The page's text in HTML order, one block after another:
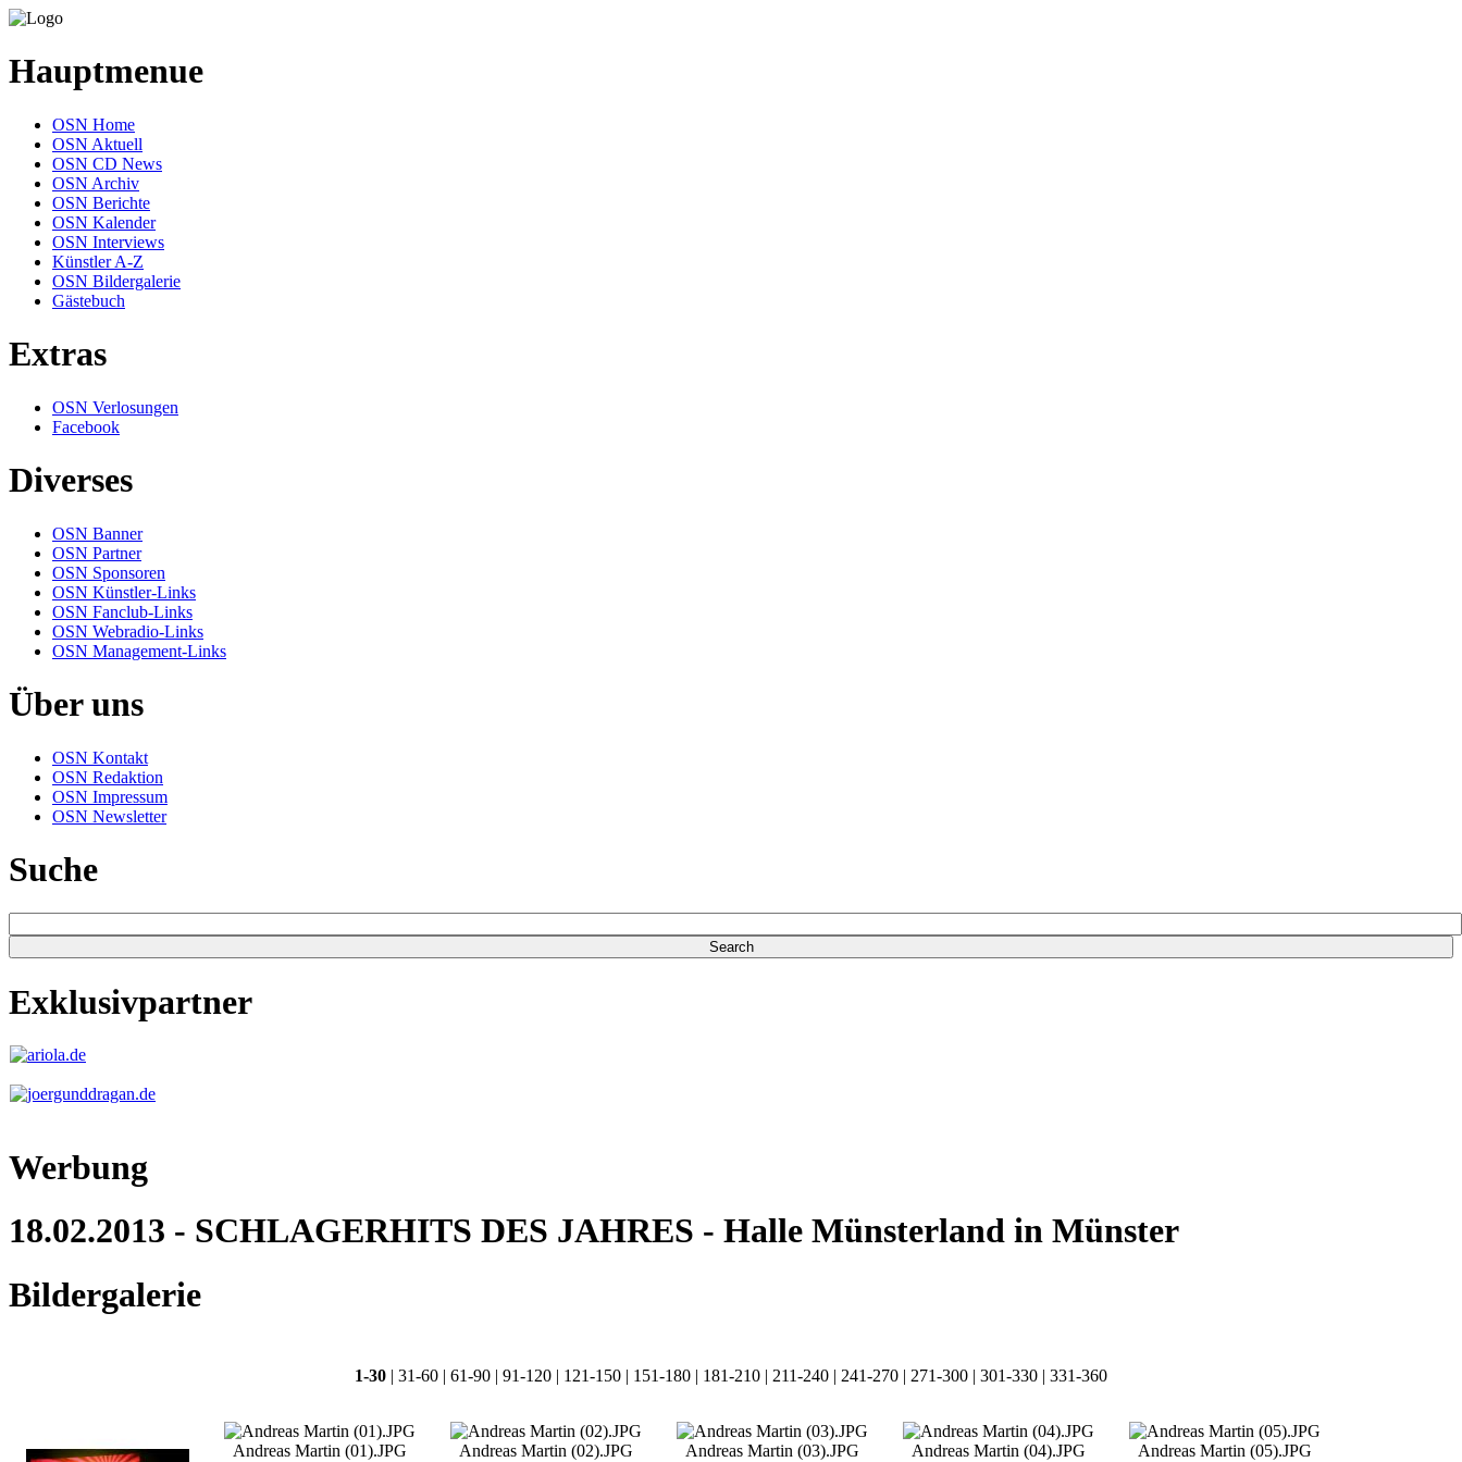
Hauptmenue
OSN Home
OSN Aktuell
OSN CD News
OSN Archiv
OSN Berichte
OSN Kalender
OSN Interviews
Künstler A-Z
OSN Bildergalerie
Gästebuch
Extras
OSN Verlosungen
Facebook
Diverses
OSN Banner
OSN Partner
OSN Sponsoren
OSN Künstler-Links
OSN Fanclub-Links
OSN Webradio-Links
OSN Management-Links
Über uns
OSN Kontakt
OSN Redaktion
OSN Impressum
OSN Newsletter
Suche
Exklusivpartner
Werbung
18.02.2013 - SCHLAGERHITS DES JAHRES - Halle Münsterland in Münster
Bildergalerie
1-30 | 31-60 | 61-90 | 91-120 | 121-150 | 151-180 | 181-210 | 211-240 | 241-270 | 271-300 | 301-330 | 331-360
Andreas Martin (01).JPG Andreas Martin (02).JPG Andreas Martin (03).JPG Andreas Martin (04).JPG Andreas Martin (05).JPG